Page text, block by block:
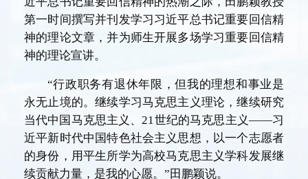
第一时间撰写并刊发学习习近平总书记重要回信精
神的理论文章，并为师生开展多场学习重要回信精
神的理论宣讲。
“行政职务有退休年限，但我的理想和事业是
永无止境的。继续学习马克思主义理论，继续研究
当代中国马克思主义、21世纪的马克思主义——习
近平新时代中国特色社会主义思想，以一个志愿者
的身份，用平生所学为高校马克思主义学科发展继
续贡献力量，是我的心愿。”田鹏颖说。